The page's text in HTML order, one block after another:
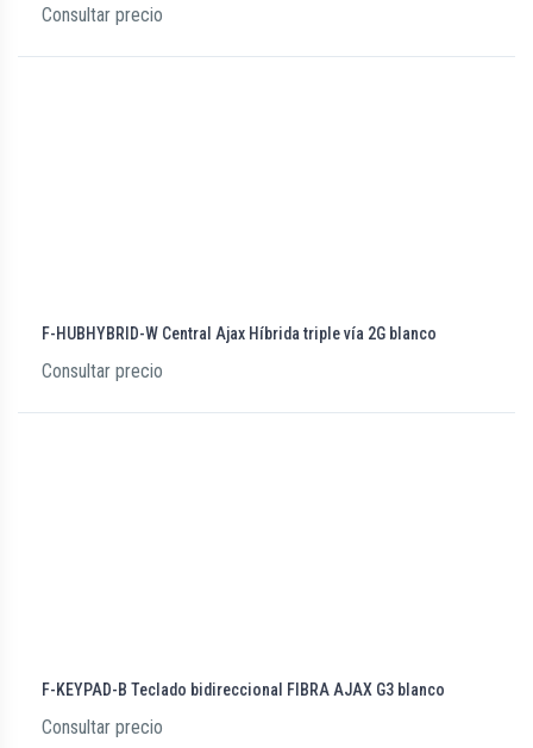
Consultar precio
F-HUBHYBRID-W Central Ajax Híbrida triple vía 2G blanco
Consultar precio
F-KEYPAD-B Teclado bidireccional FIBRA AJAX G3 blanco
Consultar precio